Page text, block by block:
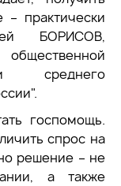
практически
БОРИСОВ,
среднего
госпомощь.
спрос на
решение – не
а также